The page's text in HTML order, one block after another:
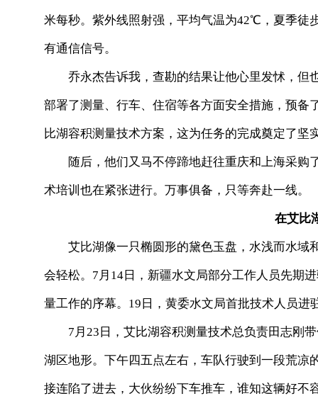
米每秒。紫外线照射强，平均气温为42℃，夏季徒
有通信信号。
乔永杰告诉我，查勘的结果让他心里发怵，但
部署了测量、行车、住宿等各方面安全措施，预
比湖容积测量技术方案，这为任务的完成奠定了坚
随后，他们又马不停蹄地赶往重庆和上海采购
术培训也在紧张进行。万事俱备，只等奔赴一线。
在艾比
艾比湖像一只椭圆形的黛色玉盘，水浅而水域
会轻松。7月14日，新疆水文局部分工作人员先期
量工作的序幕。19日，黄委水文局首批技术人员
7月23日，艾比湖容积测量技术总负责田志刚带
湖区地形。下午四五点左右，车队行驶到一段荒
接连陷了进去，大伙纷纷下车推车，谁知这辆好